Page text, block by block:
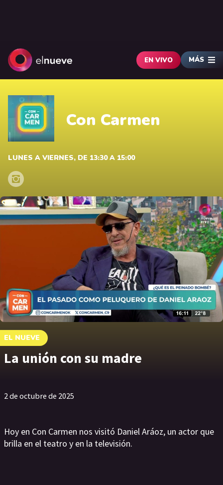
EN VIVO MÁS
Con Carmen
LUNES A VIERNES, DE 13:30 A 15:00
EL NUEVE
La unión con su madre
2 de octubre de 2025
Hoy en Con Carmen nos visitó Daniel Aráoz, un actor que
brilla en el teatro y en la televisión.